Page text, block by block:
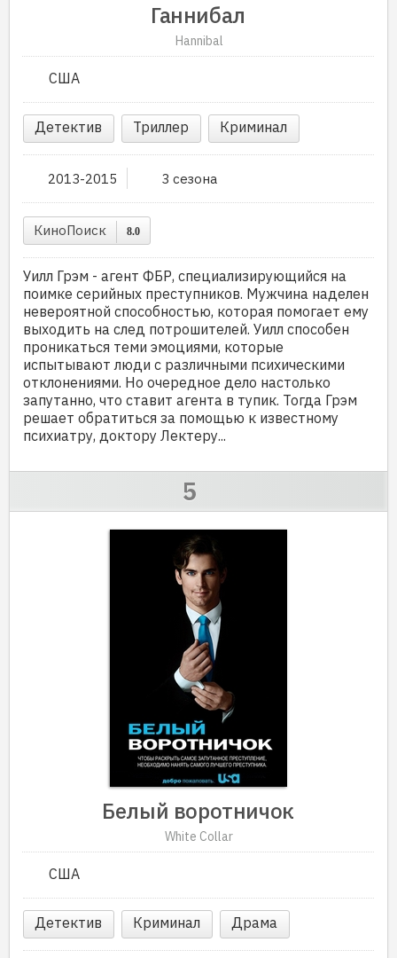
Ганнибал
Hannibal
США
Детектив Триллер Криминал
2013-2015 3 сезона
КиноПоиск 8.0
Уилл Грэм - агент ФБР, специализирующийся на
поимке серийных преступников. Мужчина наделен
невероятной способностью, которая помогает ему
выходить на след потрошителей. Уилл способен
проникаться теми эмоциями, которые
испытывают люди с различными психическими
отклонениями. Но очередное дело настолько
запутанно, что ставит агента в тупик. Тогда Грэм
решает обратиться за помощью к известному
психиатру, доктору Лектеру...
Белый воротничок
White Collar
США
Детектив Криминал Драма